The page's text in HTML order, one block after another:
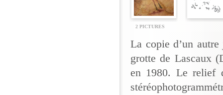
2 PICTURES
La copie d’un
grotte de Lascaux
en 1980. Le relief